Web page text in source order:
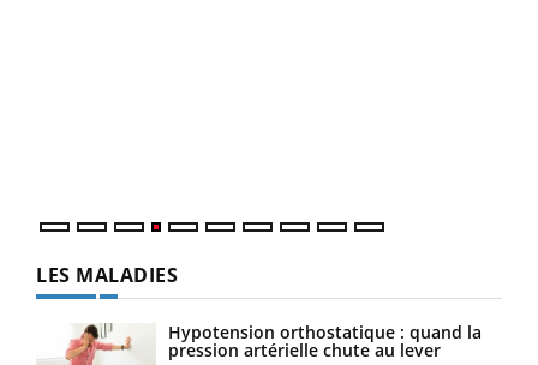
LES MALADIES
Hypotension orthostatique : quand la
pression artérielle chute au lever